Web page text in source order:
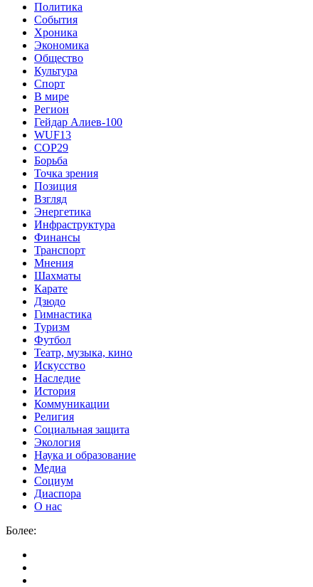
Политика
События
Хроника
Экономика
Общество
Культура
Спорт
В мире
Регион
Гейдар Алиев-100
WUF13
COP29
Борьба
Точка зрения
Позиция
Взгляд
Энергетика
Инфраструктура
Финансы
Транспорт
Мнения
Шахматы
Карате
Дзюдо
Гимнастика
Туризм
Футбол
Театр, музыка, кино
Искусство
Наследие
История
Коммуникации
Религия
Социальная защита
Экология
Наука и образование
Медиа
Социум
Диаспора
О нас
Более: